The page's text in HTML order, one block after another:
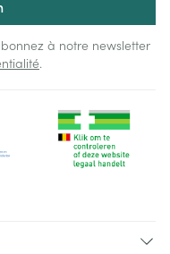
à notre newsletter
.